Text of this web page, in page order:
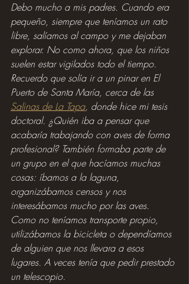
Debo mucho a mis padres. Cuando era
pequeño, siempre que teníamos un rato
libre, salíamos al campo y me dejaban
explorar. No como ahora, que los niños
suelen estar vigilados todo el tiempo.
Recuerdo que solía ir a un pinar en El
Puerto de Santa María, cerca de las
Salinas de La Tapa, donde hice mi tesis
doctoral. ¿Quién iba a pensar que
acabaría trabajando con aves de forma
profesional? También formaba parte de
un grupo en el que hacíamos muchas
cosas: íbamos a la laguna,
organizábamos censos y nos
interesábamos mucho por las aves.
Como no teníamos transporte propio,
utilizábamos la bicicleta o dependíamos
de alguien que nos llevara a esos
lugares. A veces tenía que pedir prestado
un telescopio.